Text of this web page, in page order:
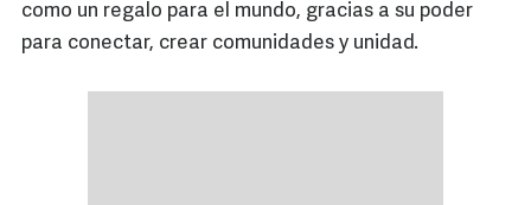
como un regalo para el mundo, gracias a su poder
para conectar, crear comunidades y unidad.